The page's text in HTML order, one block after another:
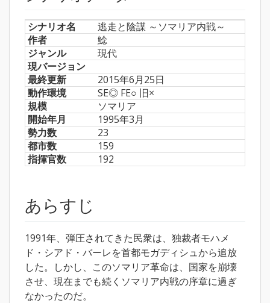
シナリオ名
逃走と陰謀 ～ソマリア内戦～
作者
鯰
ジャンル
現代
現バージョン
最終更新
2015年6月25日
動作環境
SE◎ FE○ 旧×
規模
ソマリア
開始年月
1995年3月
勢力数
23
都市数
159
指揮官数
192
あらすじ
1991年、弾圧されてきた民衆は、独裁者モハメ
ド・シアド・バーレを首都モガディシュから追放
した。しかし、このソマリア革命は、国家を崩壊
させ、現在までも続くソマリア内戦の序章に過ぎ
なかったのだ。